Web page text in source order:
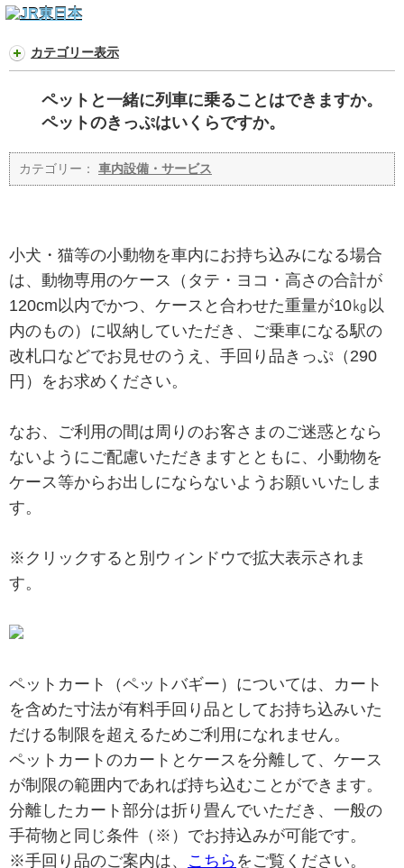
カテゴリー表示
ペットと一緒に列車に乗ることはできますか。
ペットのきっぷはいくらですか。
カテゴリー： 車内設備・サービス
小犬・猫等の小動物を車内にお持ち込みになる場合
は、動物専用のケース（タテ・ヨコ・高さの合計が
120cm以内でかつ、ケースと合わせた重量が10㎏以
内のもの）に収納していただき、ご乗車になる駅の
改札口などでお見せのうえ、手回り品きっぷ（290
円）をお求めください。
なお、ご利用の間は周りのお客さまのご迷惑となら
ないようにご配慮いただきますとともに、小動物を
ケース等からお出しにならないようお願いいたしま
す。
※クリックすると別ウィンドウで拡大表示されま
す。
ペットカート（ペットバギー）については、カート
を含めた寸法が有料手回り品としてお持ち込みいた
だける制限を超えるためご利用になれません。
ペットカートのカートとケースを分離して、ケース
が制限の範囲内であれば持ち込むことができます。
分離したカート部分は折り畳んでいただき、一般の
手荷物と同じ条件（※）でお持込みが可能です。
※手回り品のご案内は、 こちら をご覧ください。